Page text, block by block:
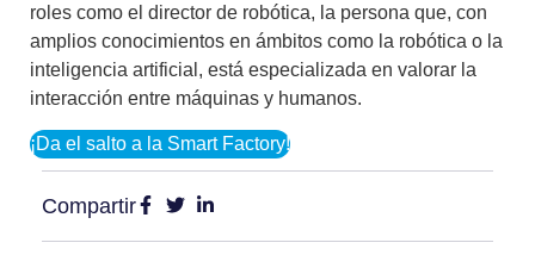
roles como el director de robótica, la persona que, con
amplios conocimientos en ámbitos como la robótica o la
inteligencia artificial, está especializada en valorar la
interacción entre máquinas y humanos.
¡Da el salto a la Smart Factory!
Compartir